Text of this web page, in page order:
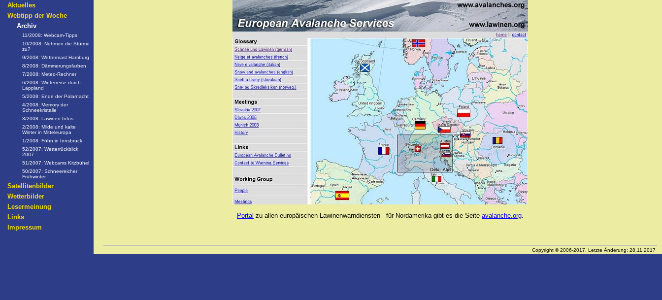
Aktuelles
Webtipp der Woche
Archiv
11/2008: Webcam-Tipps
10/2008: Nehmen die Stürme
zu?
9/2008: Wettermast Hamburg
8/2008: Dämmerungsfarben
7/2008: Meteo-Rechner
6/2008: Winterreise durch
Lappland
5/2008: Ende der Polarnacht
4/2008: Memory der
Schneekristalle
3/2008: Lawinen-Infos
2/2008: Milde und kalte
Winter in Mitteleuropa
1/2008: Föhn in Innsbruck
52/2007: Wetterrückblick
2007
51/2007: Webcams Kitzbühel
50/2007: Schneereicher
Frühwinter
Satellitenbilder
Wetterbilder
Lesermeinung
Links
Impressum
Portal zu allen europäischen Lawinenwarndiensten - für Nordamerika gibt es die Seite avalanche.org
Copyright © 2006-2017. Letzte Änderung: 28.11.2017